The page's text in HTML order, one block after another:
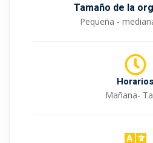
Tamaño de la
Pequeña -
Horarios
Mañana-